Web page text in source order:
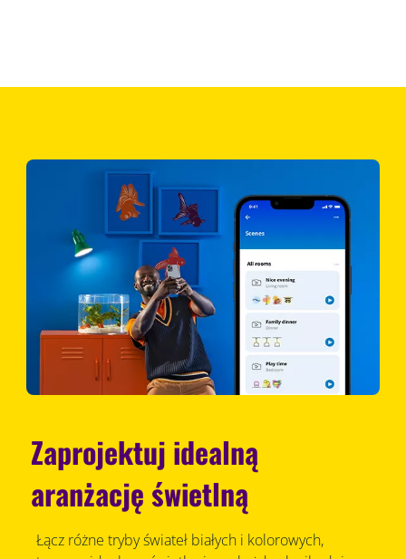
Zaprojektuj idealną
aranżację świetlną
Łącz różne tryby świateł białych i kolorowych,